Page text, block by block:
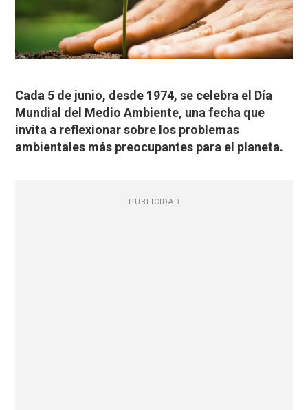
Cada 5 de junio, desde 1974, se celebra el Día
Mundial del Medio Ambiente, una fecha que
invita a reflexionar sobre los problemas
ambientales más preocupantes para el planeta.
PUBLICIDAD